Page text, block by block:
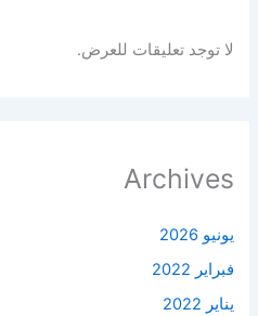
لا توجد تعليقات للعرض.
Archives
يونيو 2026
فبراير 2022
يناير 2022